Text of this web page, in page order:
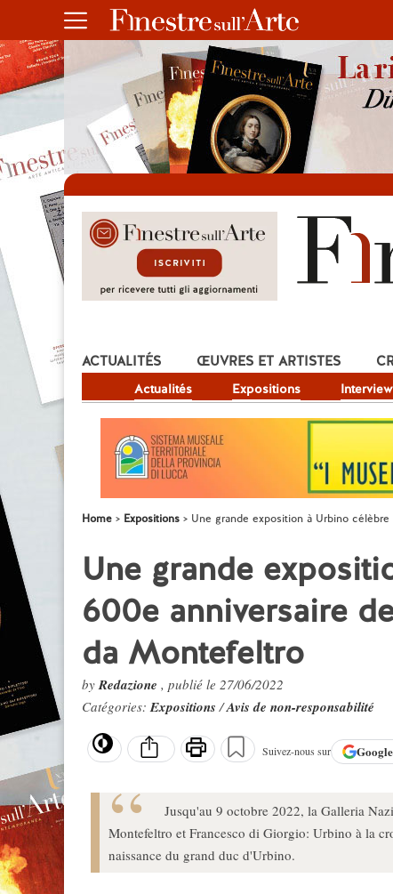
ACTUALITÉS
Actualités Expositions
ŒUVRES ET ARTISTES
Home Expositions Une grande exposition à Urbino
Une grande
600e anniversaire
da Montefeltro
byRedazione , publié le 27/06/2022
Catégories:Expositions/Avis de non-responsabilité
Suivez-nous sur Google
Jusqu'au 9 octobre 2022, la Galleria
Montefeltro et Francesco di Giorgio: Urbino à la
naissance du grand duc d'Urbino.